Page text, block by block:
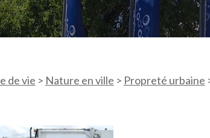
de vie > Nature en ville > Propreté urbaine